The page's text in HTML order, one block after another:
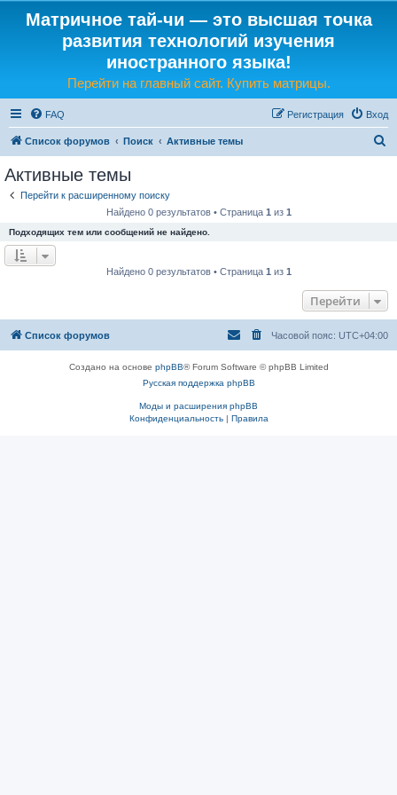
Матричное тай-чи — это высшая точка
развития технологий изучения
иностранного языка!
Перейти на главный сайт. Купить матрицы.
FAQ Вход
Регистрация
Список форумов Поиск Активные темы
Активные темы
Перейти к расширенному поиску
Найдено 0 результатов • Страница 1 из 1
Подходящих тем или сообщений не найдено.
Найдено 0 результатов • Страница 1 из 1
Перейти
Список форумов Часовой пояс: UTC+04:00
Создано на основе phpBB® Forum Software © phpBB Limited
Русская поддержка phpBB
Моды и расширения phpBB
Конфиденциальность| Правила